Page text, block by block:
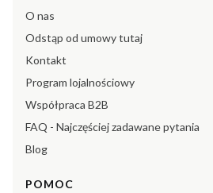
O nas
Odstąp od umowy tutaj
Kontakt
Program lojalnościowy
Współpraca B2B
FAQ - Najczęściej zadawane pytania
Blog
POMOC